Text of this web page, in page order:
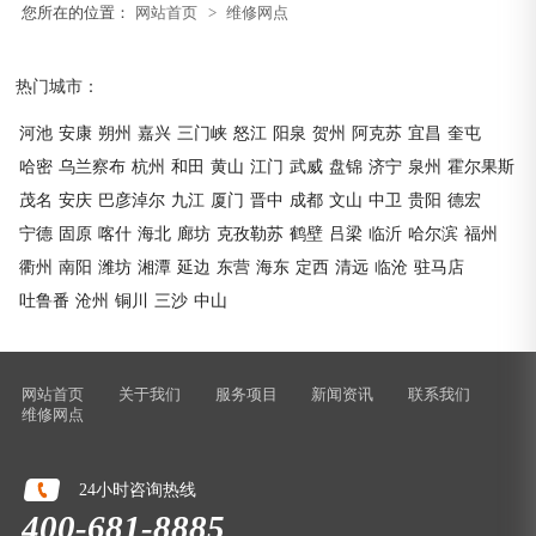
您所在的位置： 网站首页 > 维修网点
热门城市：
河池 安康 朔州 嘉兴 三门峡 怒江 阳泉 贺州 阿克苏 宜昌 奎屯
哈密 乌兰察布 杭州 和田 黄山 江门 武威 盘锦 济宁 泉州 霍尔果斯
茂名 安庆 巴彦淖尔 九江 厦门 晋中 成都 文山 中卫 贵阳 德宏
宁德 固原 喀什 海北 廊坊 克孜勒苏 鹤壁 吕梁 临沂 哈尔滨 福州
衢州 南阳 潍坊 湘潭 延边 东营 海东 定西 清远 临沧 驻马店
吐鲁番 沧州 铜川 三沙 中山
网站首页 关于我们 服务项目 新闻资讯
联系我们
维修网点
24小时咨询热线
400-681-8885